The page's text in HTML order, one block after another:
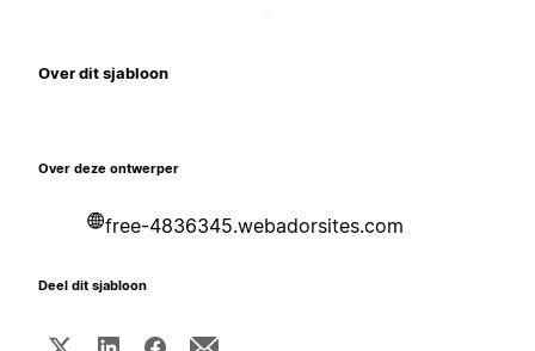
Over dit sjabloon
Over deze ontwerper
free-4836345.webadorsites.com
Deel dit sjabloon